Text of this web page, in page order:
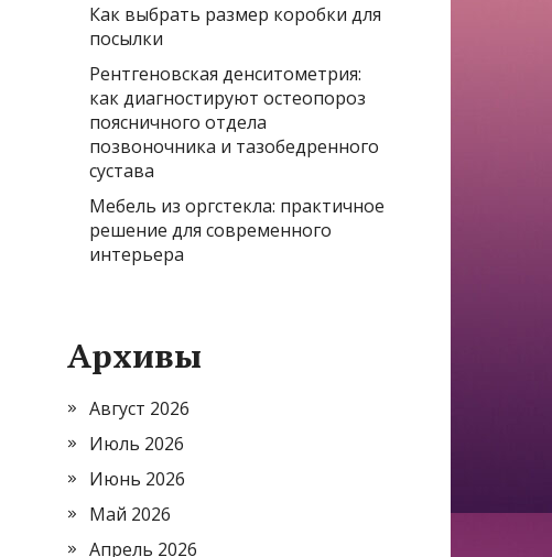
Как выбрать размер коробки для
посылки
Рентгеновская денситометрия:
как диагностируют остеопороз
поясничного отдела
позвоночника и тазобедренного
сустава
Мебель из оргстекла: практичное
решение для современного
интерьера
Архивы
Август 2026
Июль 2026
Июнь 2026
Май 2026
Апрель 2026